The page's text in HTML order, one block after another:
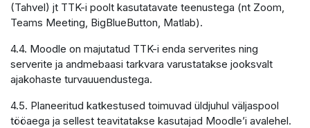
(Tahvel) jt TTK-i poolt kasutatavate teenustega (nt Zoom,
Teams Meeting, BigBlueButton, Matlab).
4.4. Moodle on majutatud TTK-i enda serverites ning
serverite ja andmebaasi tarkvara varustatakse jooksvalt
ajakohaste turvauuendustega.
4.5. Planeeritud katkestused toimuvad üldjuhul väljaspool
tööaega ja sellest teavitatakse kasutajad Moodle’i avalehel.